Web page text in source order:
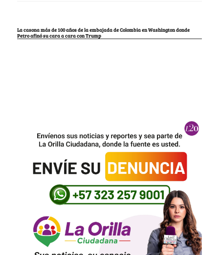
La casona más de 100 años de la embajada de Colombia en Washington donde
Petro afinó su cara a cara con Trump